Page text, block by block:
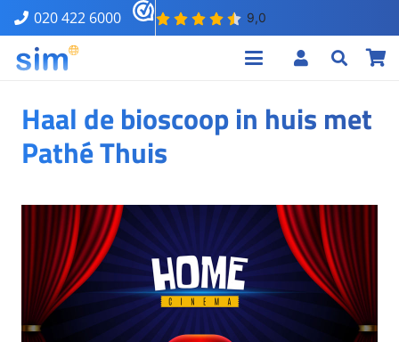
020 422 6000
Haal de bioscoop in huis met
Pathé Thuis